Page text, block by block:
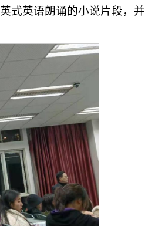
式英语朗诵的小说片段，